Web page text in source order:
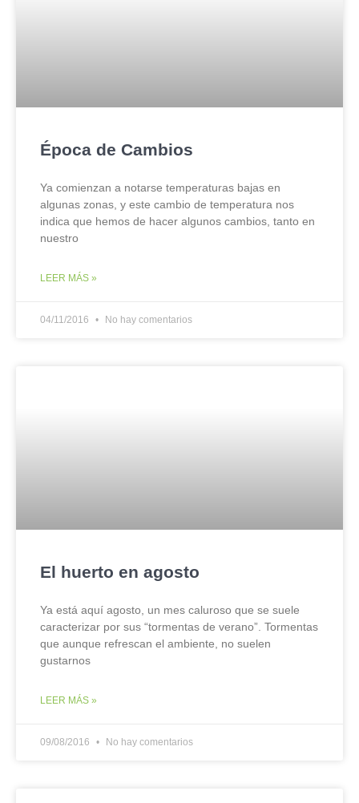
Época de Cambios
Ya comienzan a notarse temperaturas bajas en
algunas zonas, y este cambio de temperatura nos
indica que hemos de hacer algunos cambios, tanto en
nuestro
LEER MÁS »
04/11/2016 No hay comentarios
El huerto en agosto
Ya está aquí agosto, un mes caluroso que se suele
caracterizar por sus “tormentas de verano”. Tormentas
que aunque refrescan el ambiente, no suelen
gustarnos
LEER MÁS »
09/08/2016 No hay comentarios